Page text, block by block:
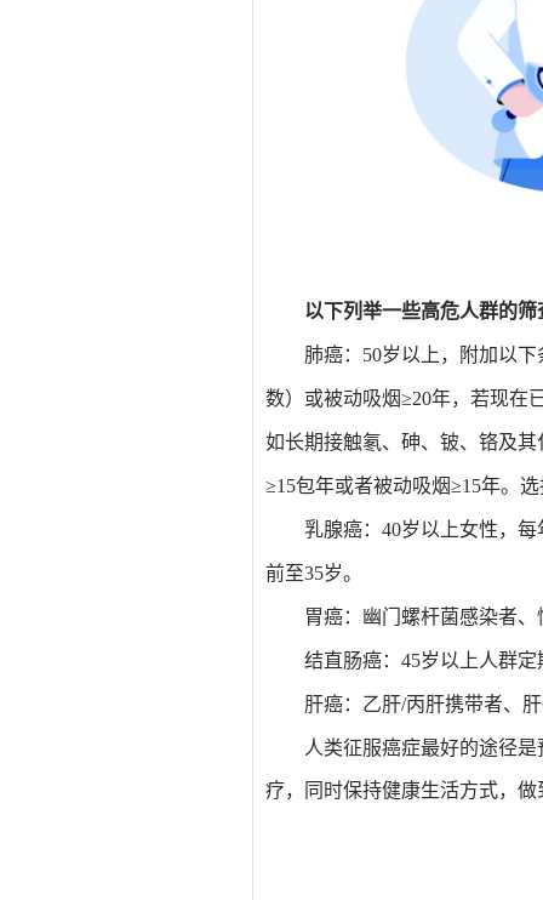
以下列举一些高危人群的筛
肺癌： 50岁以上，附加以
数）或被动吸烟≥20年，若现在
如长期接触氡、砷、铍、铬及
≥15包年或者被动吸烟≥15年。
乳腺癌： 40岁以上女性，
前至35岁。
胃癌： 幽门螺杆菌感染者
结直肠癌： 45岁以上人群
肝癌： 乙肝/丙肝携带者、
人类征服癌症最好的途径
疗，同时保持健康生活方式，